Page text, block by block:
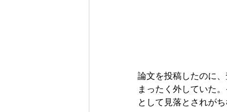
論文を投稿したのに
まったく外していた
として見落とされがち